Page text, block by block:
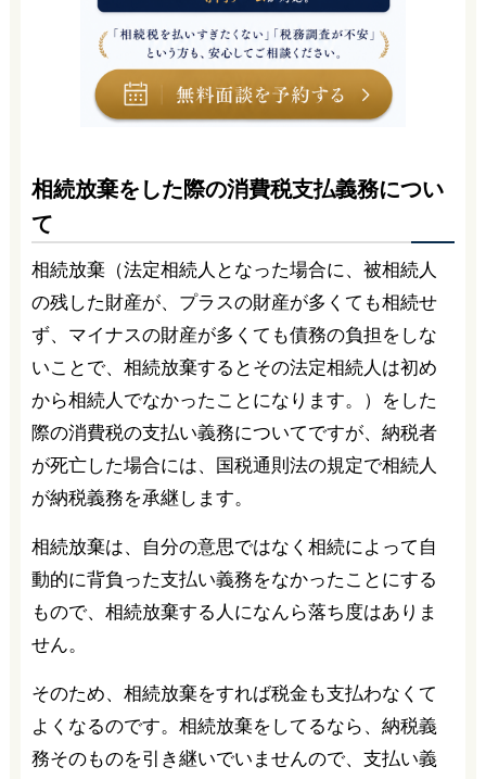
相続放棄をした際の消費税支払義務につい
て
相続放棄（法定相続人となった場合に、被相続人
の残した財産が、プラスの財産が多くても相続せ
ず、マイナスの財産が多くても債務の負担をしな
いことで、相続放棄するとその法定相続人は初め
から相続人でなかったことになります。）をした
際の消費税の支払い義務についてですが、納税者
が死亡した場合には、国税通則法の規定で相続人
が納税義務を承継します。
相続放棄は、自分の意思ではなく相続によって自
動的に背負った支払い義務をなかったことにする
もので、相続放棄する人になんら落ち度はありま
せん。
そのため、相続放棄をすれば税金も支払わなくて
よくなるのです。相続放棄をしてるなら、納税義
務そのものを引き継いでいませんので、支払い義